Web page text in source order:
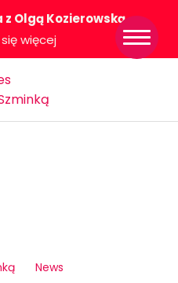
Olgą Kozierowską-
więcej
News